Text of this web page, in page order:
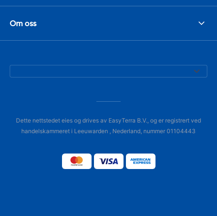
Om oss
Dette nettstedet eies og drives av EasyTerra B.V., og er registrert ved
handelskammeret i Leeuwarden , Nederland, nummer 01104443